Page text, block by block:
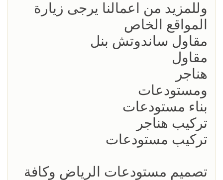
وللمزيد من اعمالنا يرجى زيارة
المواقع الخاص
مقاول ساندوتش بنل
مقاول
هناجر
ومستودعات
بناء مستودعات
تركيب هناجر
تركيب مستودعات
تصميم مستودعات الرياض وكافة